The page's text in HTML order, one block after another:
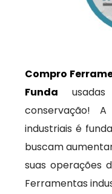
Compro
Funda
conservação!
industriais é
buscam
suas operações
Ferramentas